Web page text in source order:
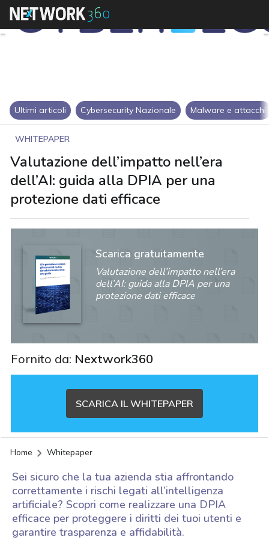
Ultimi articoli Cybersecurity Nazionale Malware e attacchi
WHITEPAPER
Valutazione dell’impatto nell’era
dell’AI: guida alla DPIA per una
protezione dati efficace
Scarica gratuitamente
Valutazione dell’impatto nell’era
dell’AI: guida alla DPIA per una
protezione dati efficace
Fornito da: Nextwork360
SCARICA IL WHITEPAPER
Home Whitepaper
Sei sicuro che la tua azienda stia affrontando
correttamente i rischi legati all’intelligenza
artificiale? Scopri come realizzare una DPIA
efficace per proteggere i diritti dei tuoi utenti e
garantire trasparenza e affidabilità.